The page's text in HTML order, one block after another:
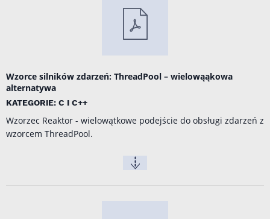
Wzorce silników zdarzeń: ThreadPool – wielowąąkowa
alternatywa
KATEGORIE: C I C++
Wzorzec Reaktor - wielowątkowe podejście do obsługi zdarzeń z
wzorcem ThreadPool.